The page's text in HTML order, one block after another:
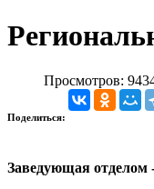
Просмотров:
Поделиться:
Заведующая отделом